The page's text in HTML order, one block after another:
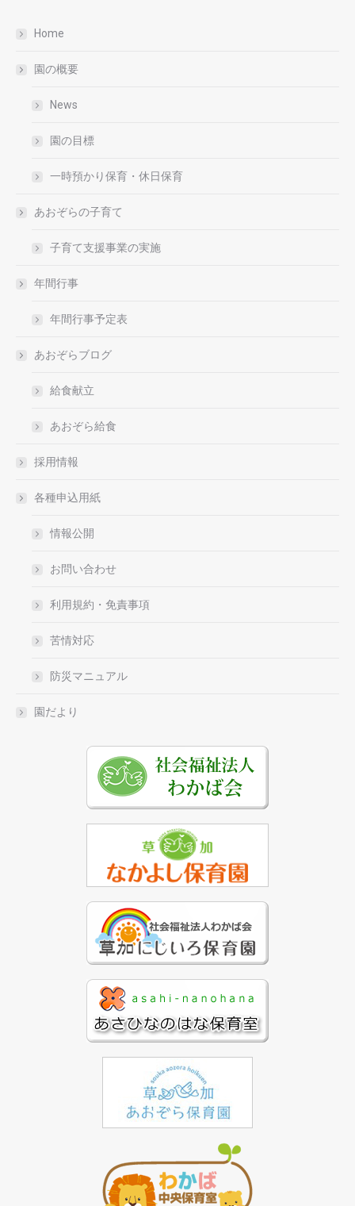
Home
園の概要
News
園の目標
一時預かり保育・休日保育
あおぞらの子育て
子育て支援事業の実施
年間行事
年間行事予定表
あおぞらブログ
給食献立
あおぞら給食
採用情報
各種申込用紙
情報公開
お問い合わせ
利用規約・免責事項
苦情対応
防災マニュアル
園だより